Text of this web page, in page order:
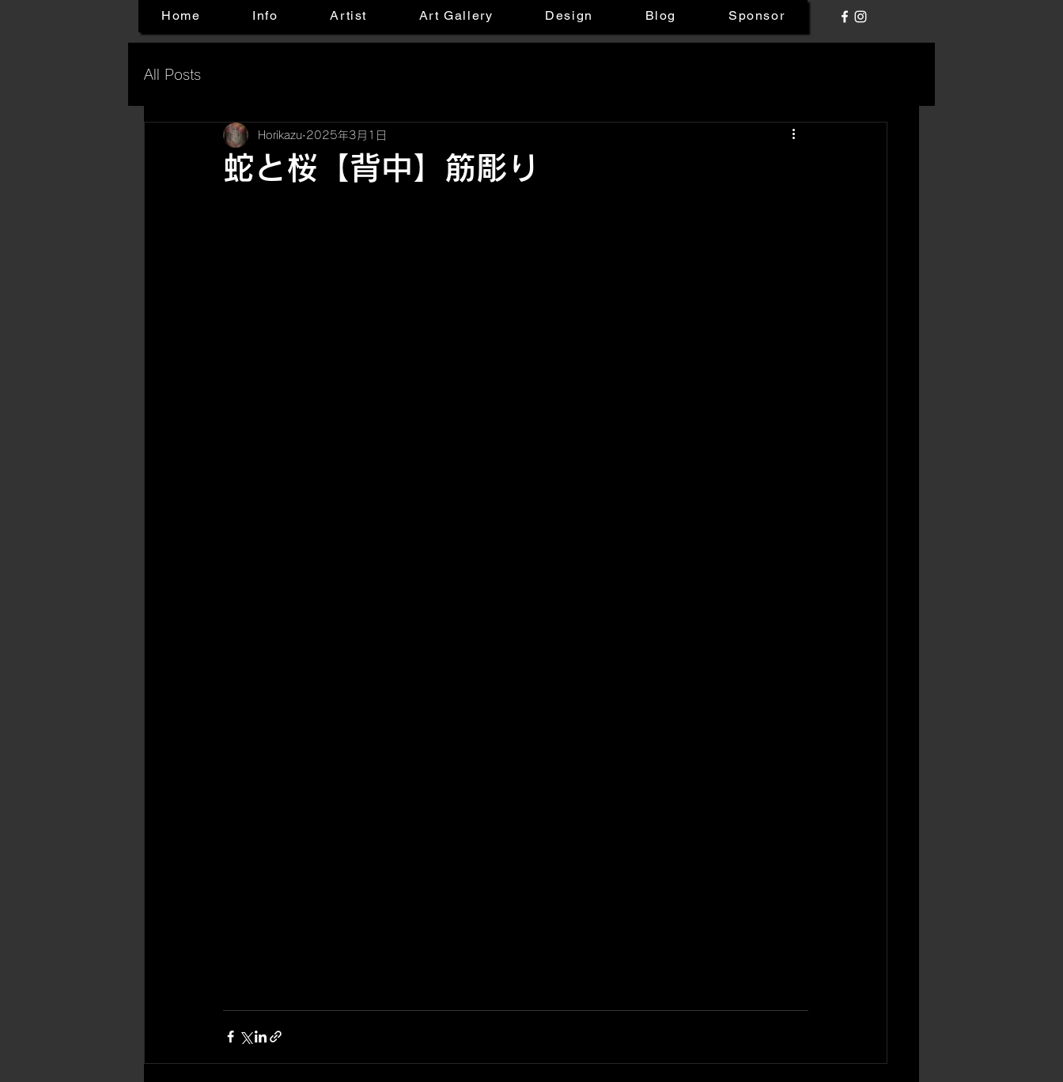
Home Info Artist Art Gallery Design Blog Sponsor
All Posts
蛇と桜【背中】筋彫り
Horikazu 2025年3月1日